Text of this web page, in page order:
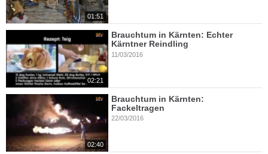
01:51
02:21
Brauchtum in Kärnten: Echter
Kärntner Reindling
11/03/2016
02:40
Brauchtum in Kärnten:
Fackeltragen
22/03/2016